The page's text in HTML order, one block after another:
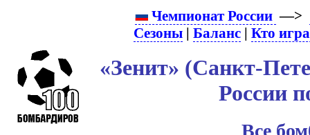
Чемпионат России —>
Сезоны |Баланс |Кто
«Зенит» (Санкт-
России
Все